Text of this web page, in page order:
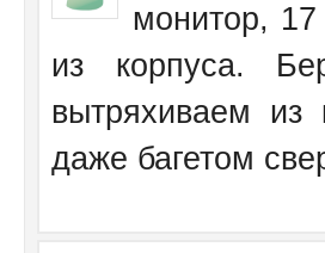
монитор,
из корпуса.
вытряхиваем
даже багетом